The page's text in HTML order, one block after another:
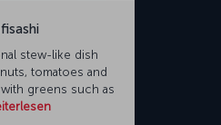
stew-like dish
tomatoes and
greens such as